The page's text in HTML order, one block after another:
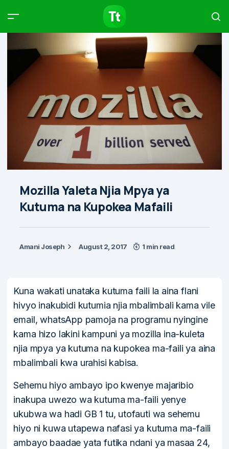
Mozilla Yaleta Njia Mpya ya
Kutuma na Kupokea Mafaili
Amani Joseph August 2, 2017 1 min read
Kuna wakati unataka kutuma faili la aina flani
hivyo inakubidi kutumia njia mbalimbali kama vile
email, whatsApp pamoja na programu nyingine
kama hizo lakini kampuni ya mozilla ina-kuleta
njia mpya ya kutuma na kupokea ma-faili ya aina
mbalimbali kwa urahisi kabisa.
Sehemu hiyo ambayo ipo kwenye majaribio
inakupa uwezo wa kutuma ma-faili yenye
ukubwa wa hadi GB 1 tu, utofauti wa sehemu
hiyo ni kuwa utapewa nafasi ya kutuma ma-faili
ambayo baadae yata futika ndani ya masaa 24,
Products Articles
Type to start searching…